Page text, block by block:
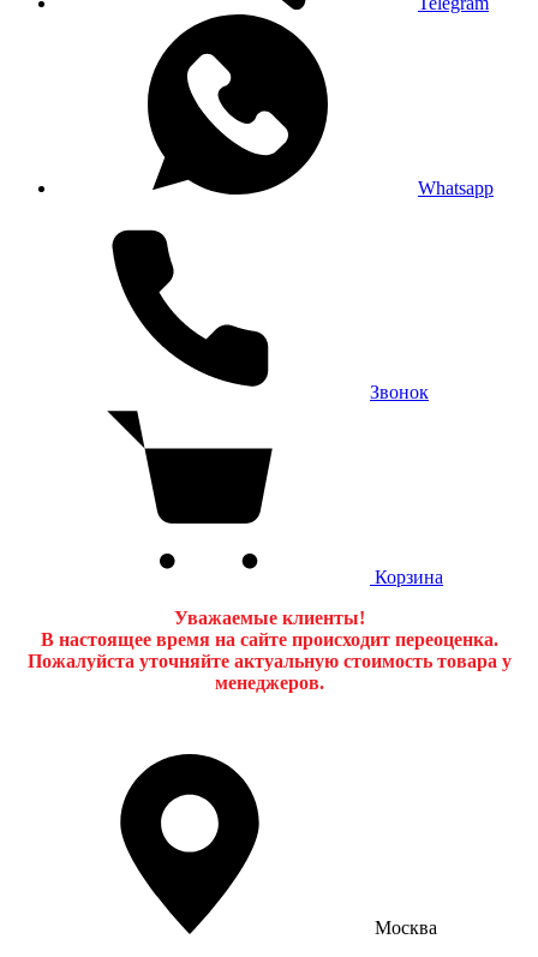
Whatsapp
Звонок
Корзина
Уважаемые клиенты!
В настоящее время на сайте происходит переоценка.
Пожалуйста уточняйте актуальную стоимость товара у
менеджеров.
Москва